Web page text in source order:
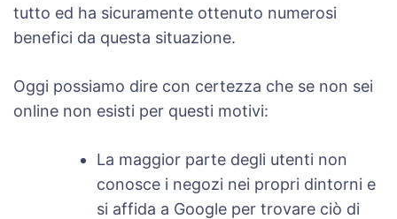
tutto ed ha sicuramente ottenuto numerosi
benefici da questa situazione.
Oggi possiamo dire con certezza che se non sei
online non esisti per questi motivi:
La maggior parte degli utenti non
conosce i negozi nei propri dintorni e
si affida a Google per trovare ciò di